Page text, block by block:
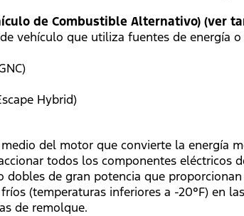
de Combustible Alternativo) (ver
vehículo que utiliza fuentes de energía
Hybrid)
del motor que convierte la energía
todos los componentes
dobles de gran potencia que
(temperaturas inferiores a -20°F) en
de remolque.